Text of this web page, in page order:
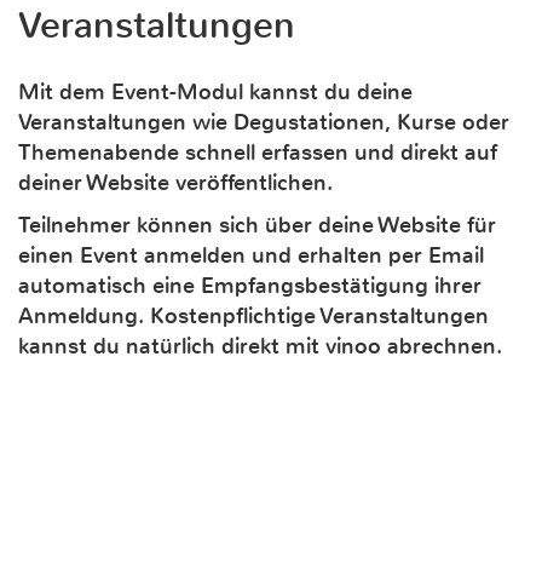
Veranstaltungen
Mit dem Event-Modul kannst du deine
Veranstaltungen wie Degustationen, Kurse oder
Themenabende schnell erfassen und direkt auf
deiner Website veröffentlichen.
Teilnehmer können sich über deine Website für
einen Event anmelden und erhalten per Email
automatisch eine Empfangsbestätigung ihrer
Anmeldung. Kostenpflichtige Veranstaltungen
kannst du natürlich direkt mit vinoo abrechnen.